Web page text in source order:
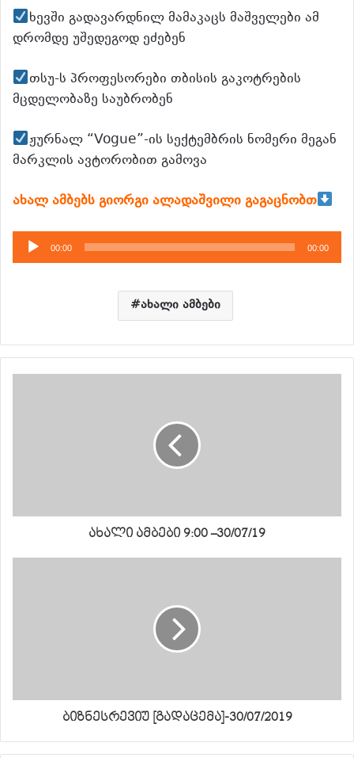
ხევში გადავარდნილ მამაკაცს მაშველები ამ
დრომდე უშედეგოდ ეძებენ
თსუ-ს პროფესორები თბისის გაკოტრების
მცდელობაზე საუბრობენ
ჟურნალ “Vogue”-ის სექტემბრის ნომერი მეგან
მარკლის ავტორობით გამოვა
ახალ ამბებს გიორგი ალადაშვილი გაგაცნობთ
აუდიო
დამკვრელი
00:00 00:00
ახალი ამბები
ახალი ამბები 9:00 –30/07/19
ბიზნესრევიუ [გადაცემა]-30/07/2019